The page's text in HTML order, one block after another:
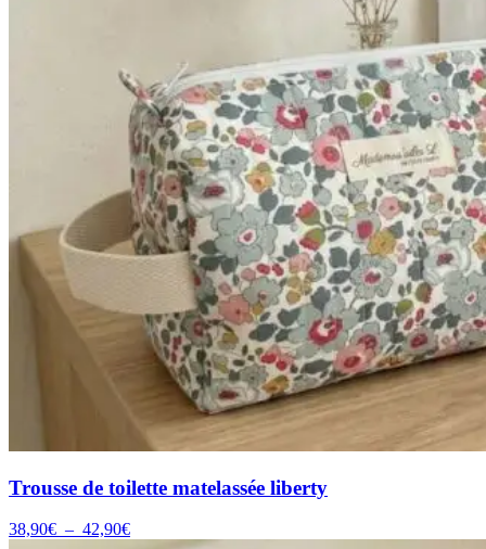
Trousse de toilette matelassée liberty
38,90€ – 42,90€Plage